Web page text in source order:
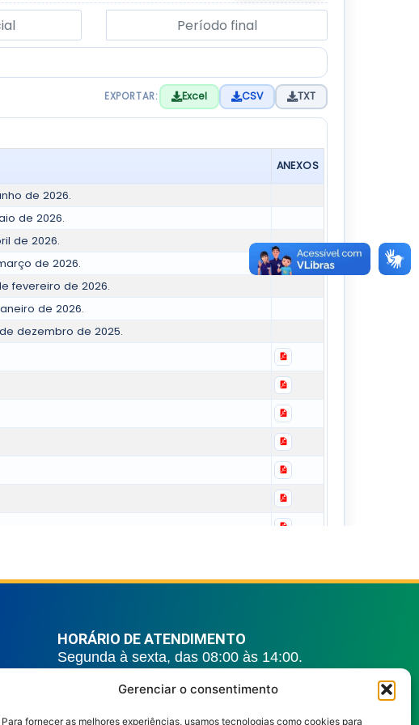
Gerenciar o consentimento
Para fornecer as melhores experiências, usamos tecnologias como cookies para
HORÁRIO DE ATENDIMENTO
Segunda à sexta, das 08:00 às 14:00.
REDES SOCIAIS